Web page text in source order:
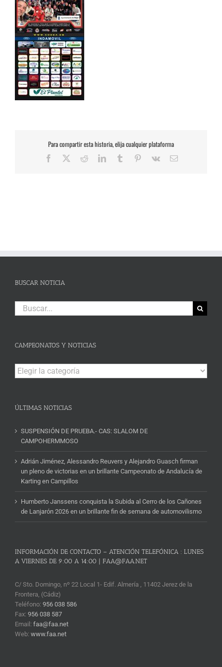
Para compartir esta historia, elija cualquier plataforma
Facebook RedditLinkedInTumblr Pinterest
Vk
Correo
BUSCAR NOTICIA
Buscar:
CAMPEONATOS Y NOTICIAS
Campeonatos
y
ÚLTIMAS NOTICIAS
SUSPENSIÓN DE PRUEBA.- CAS: SLALOM DE
CAMPOHERMMOSO
Adrián Jiménez, Alessandro Reuvers y Alejandro Guasch firman
un pleno de victorias en un brillante Campeonato de Andalucía de
Karting en Campillos
Humberto Janssens conquista la Subida al Cerro de los Cañones
de Lanjarón 2026 en un brillante fin de semana de automovilismo
INFORMACIÓN DE CONTACTO – ATENCIÓN TELEFÓNICA : LUNES
A VIERNES DE 9:00 A 14:00 | FAA@FAA.NET
C/ Sto. Domingo, nº 22 Local 1- Edif. Almería , 11402 Jerez de la
Frontera, (Cádiz)
Teléfono: 956 038 586
Fax: 956 038 587
Email: faa@faa.net
Web: www.faa.net